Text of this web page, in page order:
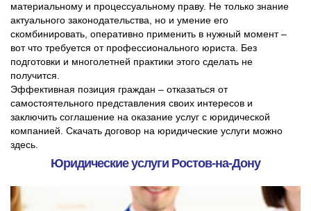
материальному и процессуальному праву. Не только знание
актуального законодательства, но и умение его
скомбинировать, оперативно применить в нужный момент –
вот что требуется от профессионального юриста. Без
подготовки и многолетней практики этого сделать не
получится.
Эффективная позиция граждан – отказаться от
самостоятельного представления своих интересов и
заключить соглашение на оказание услуг с юридической
компанией. Скачать договор на юридические услуги можно
здесь.
Юридические услуги Ростов-на-Дону